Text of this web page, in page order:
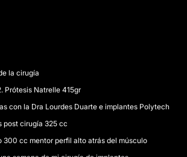
la cirugía
Prótesis Natrelle 415gr
con la Dra Lourdes Duarte e implantes Polytech
post cirugía 325 cc
300 cc mentor perfil alto atrás del músculo